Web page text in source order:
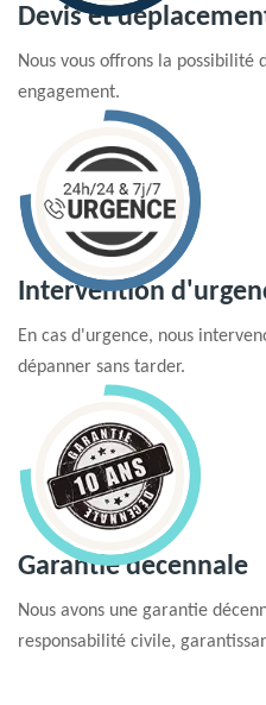
Devis et
Nous vous offrons la
engagement.
Intervention
En cas d'urgence, nous
dépanner sans tarder.
Garantie decennale
Nous avons une garantie
responsabilité civile,